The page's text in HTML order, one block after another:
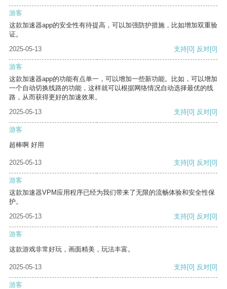
游客
这款加速器app的安全性有待提高，可以加强防护措施，比如增加双重验
证。
2025-05-13
支持[0] 反对[0]
游客
这款加速器app的功能有点单一，可以增加一些新功能。比如，可以增加
一个自动切换线路的功能，这样就可以根据网络情况自动选择最优的线
路，从而获得更好的加速效果。
2025-05-13
支持[0] 反对[0]
游客
超棒啊 好用
2025-05-13 支持[0] 反对[0]
游客
这款加速器VPM应用程序已经为我们带来了无限的流畅体验和安全性保
护。
2025-05-13
支持[0] 反对[0]
游客
这款游戏非常好玩，画面精美，玩法丰富。
2025-05-13 支持[0] 反对[0]
游客